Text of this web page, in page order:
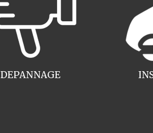
DEPANNAGE